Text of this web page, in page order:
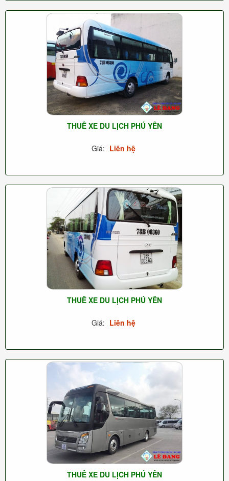
THUÊ XE DU LỊCH PHÚ YÊN
Giá: Liên hệ
THUÊ XE DU LỊCH PHÚ YÊN
Giá: Liên hệ
THUÊ XE DU LỊCH PHÚ YÊN